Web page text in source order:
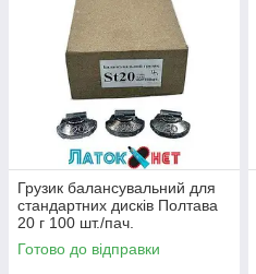
Грузик балансувальний для
стандартних дисків Полтава
20 г 100 шт./пач.
Готово до відправки